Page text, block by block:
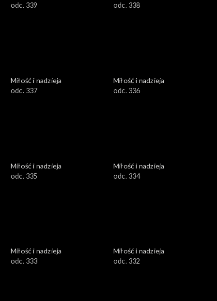
odc. 339
odc. 338
Miłość i nadzieja
odc. 337
Miłość i nadzieja
odc. 336
Miłość i nadzieja
odc. 335
Miłość i nadzieja
odc. 334
Miłość i nadzieja
odc. 333
Miłość i nadzieja
odc. 332